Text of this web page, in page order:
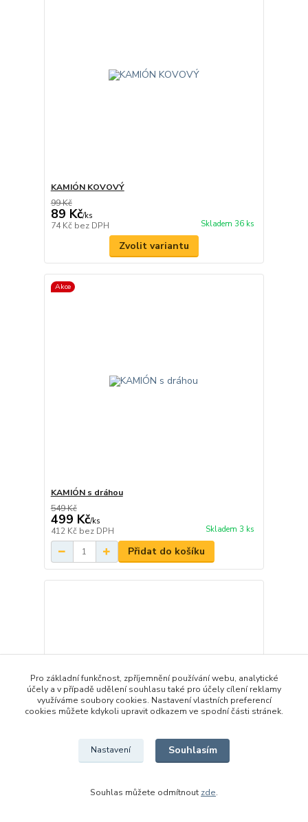
KAMIÓN KOVOVÝ
99 Kč
89 Kč/ks
74 Kč bez DPH Skladem 36 ks
Zvolit variantu
Akce
KAMIÓN s dráhou
549 Kč
499 Kč/ks
412 Kč bez DPH Skladem 3 ks
Přidat do košíku
Pro základní funkčnost, zpříjemnění používání webu, analytické
účely a v případě udělení souhlasu také pro účely cílení reklamy
využíváme soubory cookies. Nastavení vlastních preferencí
cookies můžete kdykoli upravit odkazem ve spodní části stránek.
Nastavení Souhlasím
Souhlas můžete odmítnout zde.